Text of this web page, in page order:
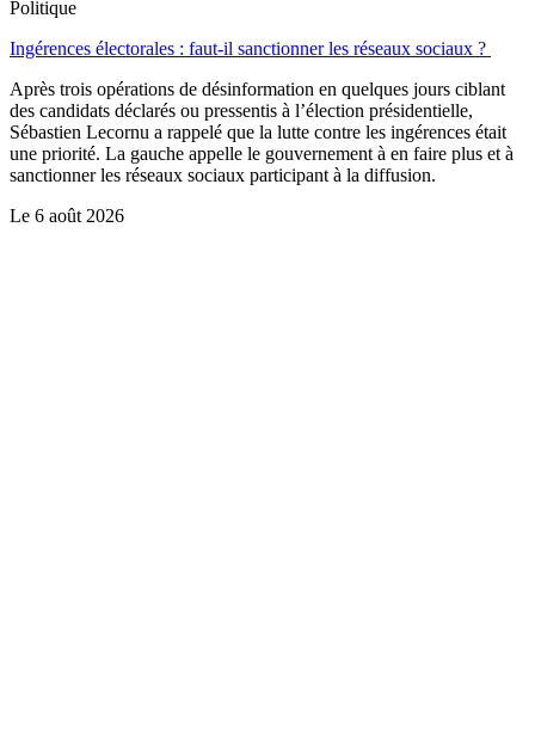
Politique
Ingérences électorales : faut-il sanctionner les réseaux sociaux ?
Après trois opérations de désinformation en quelques jours ciblant
des candidats déclarés ou pressentis à l’élection présidentielle,
Sébastien Lecornu a rappelé que la lutte contre les ingérences était
une priorité. La gauche appelle le gouvernement à en faire plus et à
sanctionner les réseaux sociaux participant à la diffusion.
Le 6 août 2026